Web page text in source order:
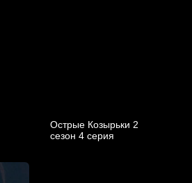
Острые Козырьки 2
cезон 4 cерия